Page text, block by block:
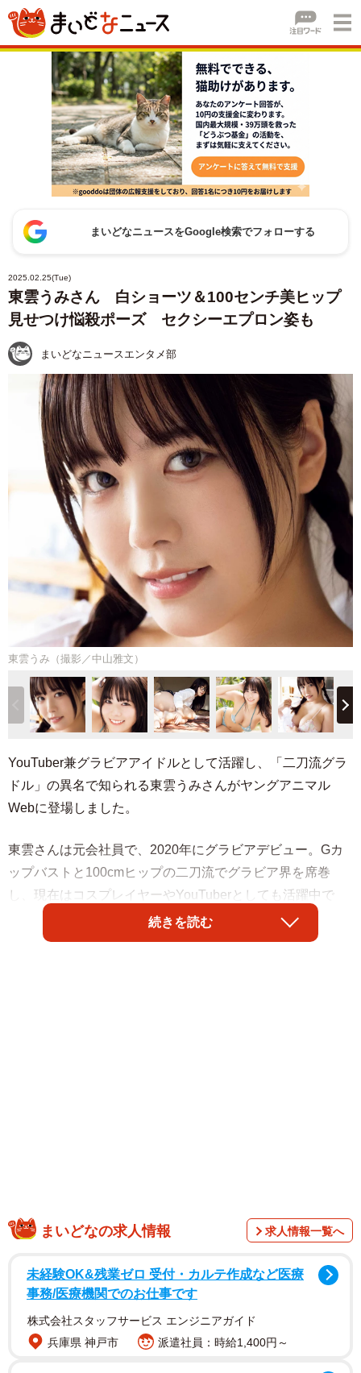
まいどなニュースをGoogle検索でフォローする
2025.02.25(Tue)
東雲うみさん 白ショーツ＆100センチ美ヒップ
見せつけ悩殺ポーズ セクシーエプロン姿も
まいどなニュースエンタメ部
東雲うみ（撮影／中山雅文）
YouTuber兼グラビアアイドルとして活躍し、「二刀流グラ
ドル」の異名で知られる東雲うみさんがヤングアニマル
Webに登場しました。
東雲さんは元会社員で、2020年にグラビアデビュー。Gカ
ップバストと100cmヒップの二刀流でグラビア界を席巻
し、現在はコスプレイヤーやYouTuberとしても活躍中で
【東雲うみさんプロフィール】
しののめうみ 9月26日生まれ 埼玉県出身 T162・
B90(G)W59H100 大学卒業後、会社員として働いていた
が、2020年にグラビアデビュー。瞬く間に大人気グラドル
となり、コスプレイヤーとしても活躍。公式YouTubeチャ
ンネル「うみちゃんねる」では、趣味のガンプラづくりの
続きを読む
まいどなの求人情報 求人情報一覧へ
未経験OK&残業ゼロ 受付・カルテ作成など医療
事務/医療機関でのお仕事です
株式会社スタッフサービス エンジニアガイド
兵庫県 神戸市
派遣社員：時給1,400円～